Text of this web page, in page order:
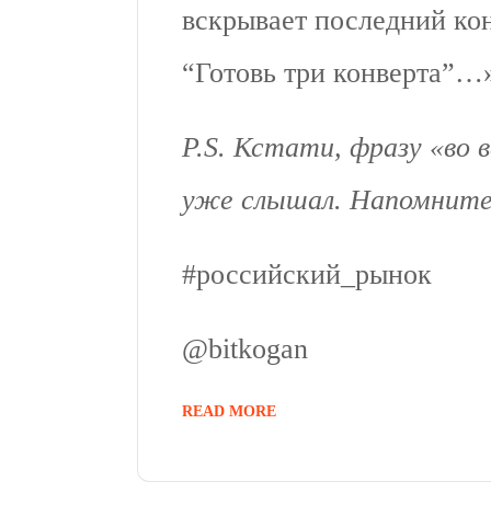
вскрывает последний
“Готовь три
P.S. Кстати, фразу «во
уже слышал.
#российский_рынок
@bitkogan
READ MORE